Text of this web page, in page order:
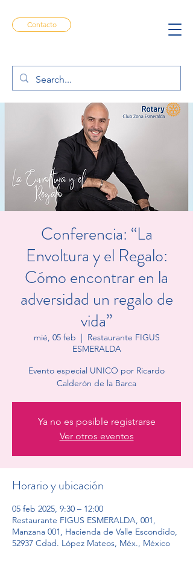
Contacto
Conferencia: “La
Envoltura y el Regalo:
Cómo encontrar en la
adversidad un regalo de
vida”
mié, 05 feb
  |
Restaurante FIGUS
ESMERALDA
Evento especial UNICO por Ricardo
Calderón de la Barca
Ya no es posible registrarse
Ver otros eventos
Horario y ubicación
05 feb 2025, 9:30 – 12:00
Restaurante FIGUS ESMERALDA, 001,
Manzana 001, Hacienda de Valle Escondido,
52937 Cdad. López Mateos, Méx., México